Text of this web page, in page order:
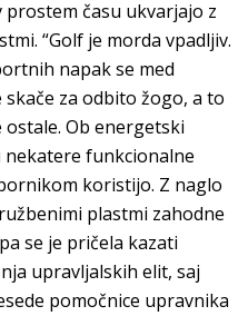
času ukvarjajo z
“Golf je morda vpadljiv.
napak se med
za odbito žogo, a to
Ob energetski
nekatere funkcionalne
koristijo. Z naglo
plastmi zahodne
se je pričela kazati
upravljalskih elit, saj
pomočnice upravnika